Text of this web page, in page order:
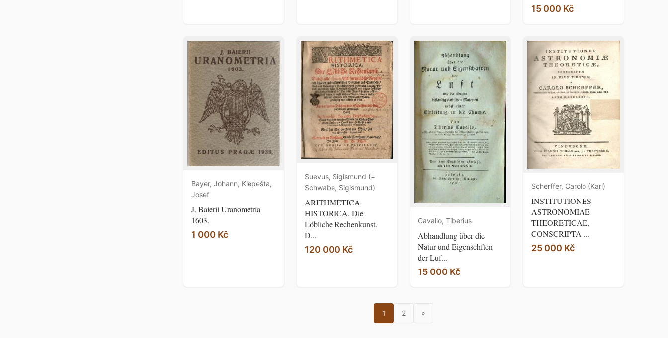
15 000 Kč
Bayer, Johann, Klepešta,
Josef
J. Baierii Uranometria
1603.
1 000 Kč
Suevus, Sigismund (=
Schwabe, Sigismund)
ARITHMETICA
HISTORICA. Die
Löbliche Rechenkunst.
D...
120 000 Kč
Cavallo, Tiberius
Abhandlung über die
Natur und Eigenschften
der Luf...
15 000 Kč
Scherffer, Carolo (Karl)
INSTITUTIONES
ASTRONOMIAE
THEORETICAE,
CONSCRIPTA ...
25 000 Kč
1 2 »